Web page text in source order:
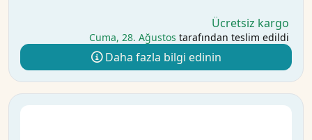
Ücretsiz kargo
Cuma, 28. Ağustos tarafından teslim edildi
Daha fazla bilgi edinin